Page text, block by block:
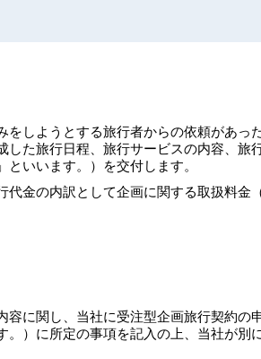
をしようとする旅行者からの依頼があっ
した旅行日程、旅行サービスの内容、旅
いいます。）を交付します。
金の内訳として企画に関する取扱料金
に関し、当社に受注型企画旅行契約の
）に所定の事項を記入の上、当社が別